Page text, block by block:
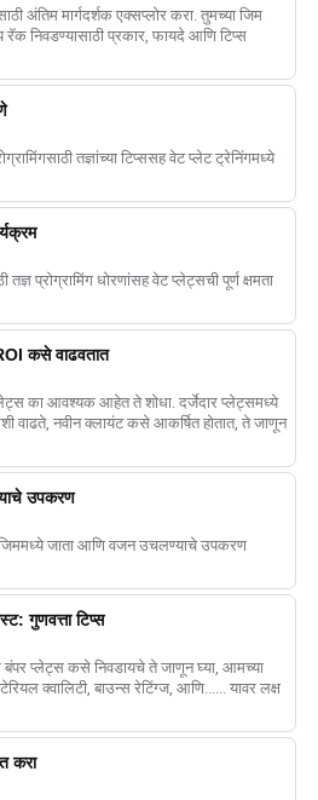
अंतिम मार्गदर्शक एक्सप्लोर करा. तुमच्या जिम
रॅक निवडण्यासाठी प्रकार, फायदे आणि टिप्स
तज्ञांच्या टिप्ससह वेट प्लेट ट्रेनिंगमध्ये
प्रोग्रामिंग धोरणांसह वेट प्लेट्सची पूर्ण क्षमता
कसे वाढवतात
का आवश्यक आहेत ते शोधा. दर्जेदार प्लेट्समध्ये
वाढते, नवीन क्लायंट कसे आकर्षित होतात, ते जाणून
उपकरण
जिममध्ये जाता आणि वजन उचलण्याचे उपकरण
गुणवत्ता टिप्स
बंपर प्लेट्स कसे निवडायचे ते जाणून घ्या, आमच्या
क्वालिटी, बाउन्स रेटिंग्ज, आणि...... यावर लक्ष
करा